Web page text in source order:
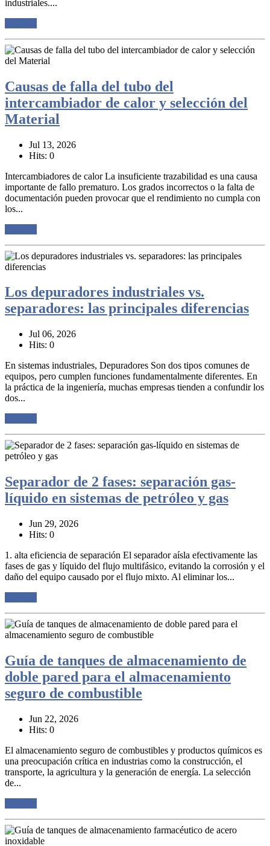
industriales....
Causas de falla del tubo del
intercambiador de calor y selección del
Material
Jul 13, 2026
Hits: 0
Intercambiadores de calor La insuficiente trazabilidad es una causa
importante de fallo prematuro. Los grados incorrectos o la falta de
documentación pueden provocar que el rendimiento no cumpla con
los...
Los depuradores industriales vs.
separadores: las principales diferencias
Jul 06, 2026
Hits: 0
En sistemas industriales, Depuradores Son dos tipos comunes de
equipos, pero cumplen funciones fundamentalmente diferentes. En
la práctica de la ingeniería, muchas empresas tienden a confundir los
dos...
Separador de 2 fases: separación gas-
líquido en sistemas de petróleo y gas
Jun 29, 2026
Hits: 0
1. alta eficiencia de separación El separador aísla efectivamente las
fases de gas y líquido del flujo multifásico, evitando la corrosión y el
daño del equipo causado por el flujo mixto. Al eliminar los...
Guía de tanques de almacenamiento de
doble pared para el almacenamiento
seguro de combustible
Jun 22, 2026
Hits: 0
El almacenamiento seguro de combustibles y productos químicos es
una preocupación crítica en industrias como la construcción, el
transporte, la agricultura y la generación de energía. La selección
de...